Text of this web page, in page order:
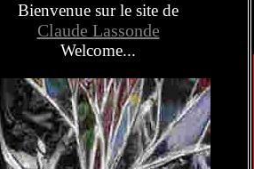
Bienvenue sur le site de
Claude Lassonde
Welcome...